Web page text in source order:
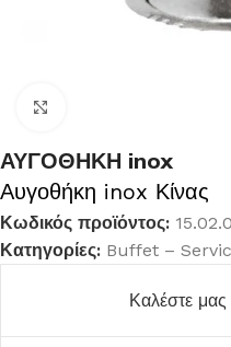
ΑΥΓΟΘΗΚΗ inox
Αυγοθήκη inox Κίνας
Κωδικός προϊόντος:
Κατηγορίες: Buffet –
Καλέστε